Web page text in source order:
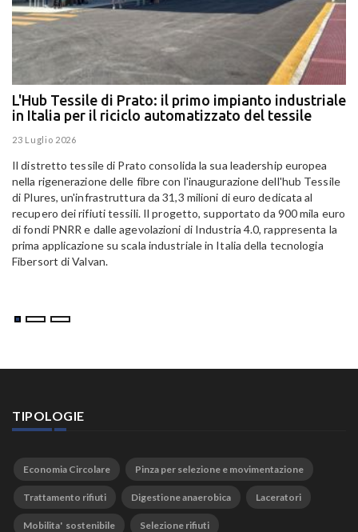
L'Hub Tessile di Prato: il primo impianto industriale
in Italia per il riciclo automatizzato del tessile
23 Luglio 2026
Il distretto tessile di Prato consolida la sua leadership europea
nella rigenerazione delle fibre con l'inaugurazione dell'hub Tessile
di Plures, un'infrastruttura da 31,3 milioni di euro dedicata al
recupero dei rifiuti tessili. Il progetto, supportato da 900 mila euro
di fondi PNRR e dalle agevolazioni di Industria 4.0, rappresenta la
prima applicazione su scala industriale in Italia della tecnologia
Fibersort di Valvan.
TIPOLOGIE
Economia Circolare Pinza per selezione e movimentazione
Trattamento rifiuti Digestione anaerobica Laceratori
Mobilita' sostenibile Selezione rifiuti